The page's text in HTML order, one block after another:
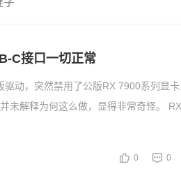
C接口一切正常
动，突然禁用了公版RX 7900系列显
未解释为何这么做，显得非常奇怪。
0 0